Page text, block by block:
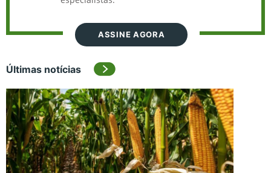
ASSINE AGORA
Últimas notícias